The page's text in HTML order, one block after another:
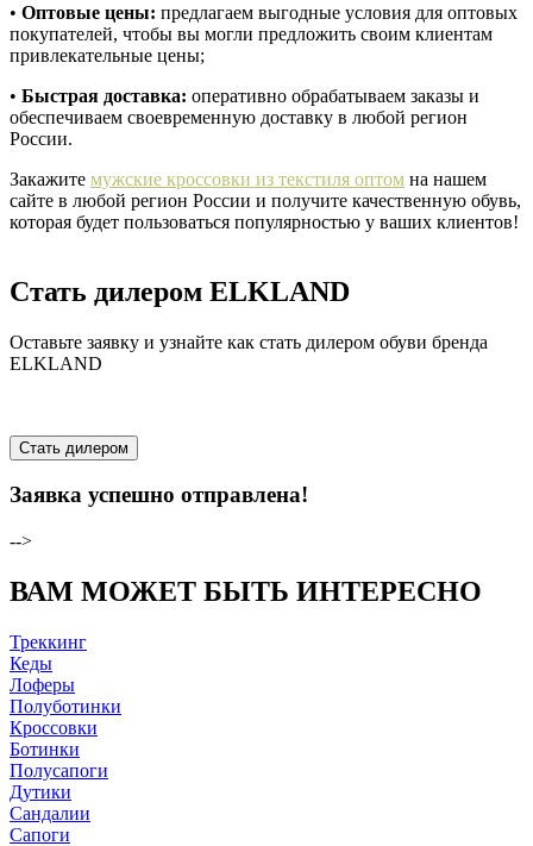
• Оптовые цены: предлагаем выгодные условия для оптовых
покупателей, чтобы вы могли предложить своим клиентам
привлекательные цены;
• Быстрая доставка: оперативно обрабатываем заказы и
обеспечиваем своевременную доставку в любой регион
России.
Закажите мужские кроссовки из текстиля оптом на нашем
сайте в любой регион России и получите качественную обувь,
которая будет пользоваться популярностью у ваших клиентов!
Стать дилером ELKLAND
Оставьте заявку и узнайте как стать дилером обуви бренда
ELKLAND
Стать дилером
Заявка успешно отправлена!
-->
ВАМ МОЖЕТ БЫТЬ ИНТЕРЕСНО
Треккинг
Кеды
Лоферы
Полуботинки
Кроссовки
Ботинки
Полусапоги
Дутики
Сандалии
Сапоги